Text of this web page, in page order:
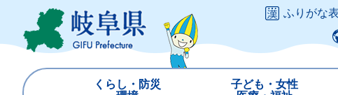
ジ
ュ
ふりがな
くらし・防災
子ども・女性